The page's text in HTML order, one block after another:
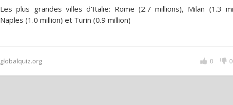
Les plus grandes villes d'Italie: Rome (2.7 millions), Milan (1.3
Naples (1.0 million) et Turin (0.9 million)
globalquiz.org 0
0